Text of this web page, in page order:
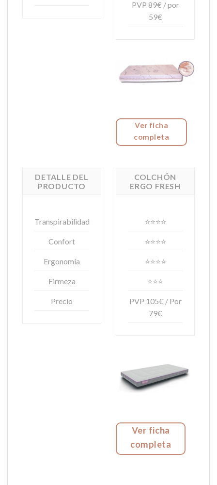
PVP 89€ / por
59€
Ver ficha
completa
DETALLE DEL
PRODUCTO
Transpirabilidad
Confort
Ergonomía
Firmeza
Precio
COLCHÓN
ERGO FRESH
⭐⭐⭐⭐
⭐⭐⭐⭐
⭐⭐⭐⭐
⭐⭐⭐
PVP 105€ / Por
79€
Ver ficha
completa